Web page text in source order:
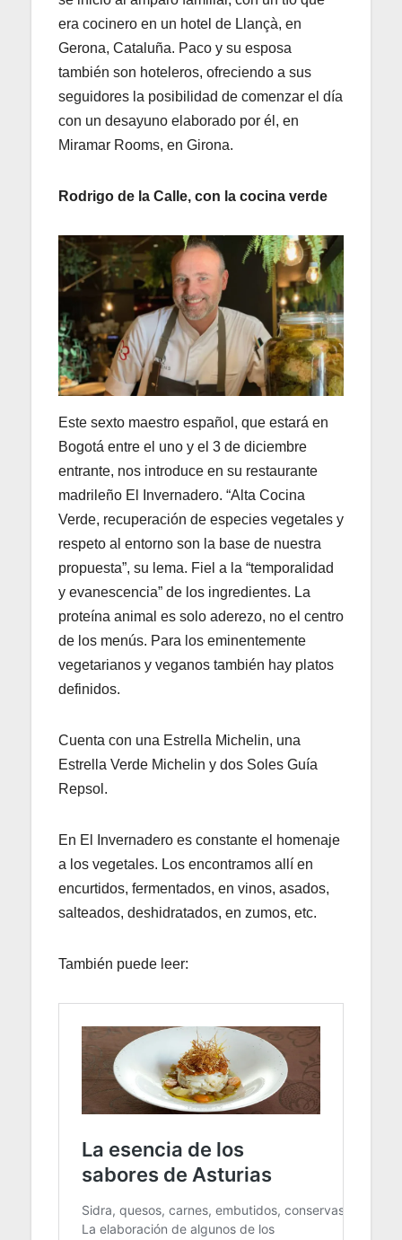
era cocinero en un hotel de Llançà, en
Gerona, Cataluña. Paco y su esposa
también son hoteleros, ofreciendo a sus
seguidores la posibilidad de comenzar el día
con un desayuno elaborado por él, en
Miramar Rooms, en Girona.
Rodrigo de la Calle, con la cocina verde
Este sexto maestro español, que estará en
Bogotá entre el uno y el 3 de diciembre
entrante, nos introduce en su restaurante
madrileño El Invernadero. “Alta Cocina
Verde, recuperación de especies vegetales y
respeto al entorno son la base de nuestra
propuesta”, su lema. Fiel a la “temporalidad
y evanescencia” de los ingredientes. La
proteína animal es solo aderezo, no el centro
de los menús. Para los eminentemente
vegetarianos y veganos también hay platos
definidos.
Cuenta con una Estrella Michelin, una
Estrella Verde Michelin y dos Soles Guía
Repsol.
En El Invernadero es constante el homenaje
a los vegetales. Los encontramos allí en
encurtidos, fermentados, en vinos, asados,
salteados, deshidratados, en zumos, etc.
También puede leer: